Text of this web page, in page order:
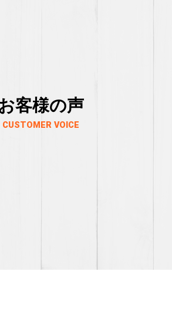
客様の声
CUSTOMER VOICE